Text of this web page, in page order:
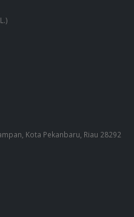
Kota Pekanbaru, Riau 28292